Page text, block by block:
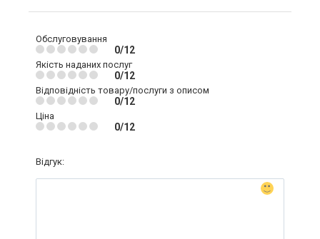
Обслуговування
0/12
Якість наданих послуг
0/12
Відповідність товару/послуги з описом
0/12
Ціна
0/12
Відгук: